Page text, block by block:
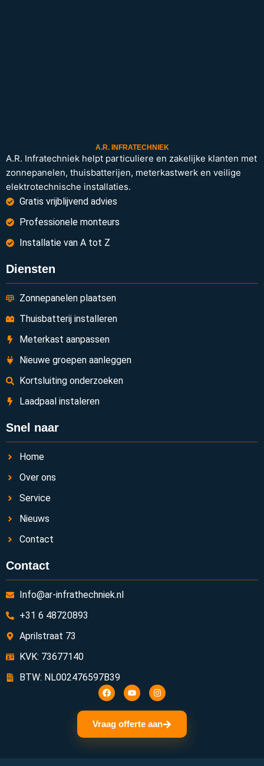
A.R. INFRATECHNIEK
A.R. Infratechniek helpt particuliere en zakelijke klanten met
zonnepanelen, thuisbatterijen, meterkastwerk en veilige
elektrotechnische installaties.
Gratis vrijblijvend advies
Professionele monteurs
Installatie van A tot Z
Diensten
Zonnepanelen plaatsen
Thuisbatterij installeren
Meterkast aanpassen
Nieuwe groepen aanleggen
Kortsluiting onderzoeken
Laadpaal instaleren
Snel naar
Home
Over ons
Service
Nieuws
Contact
Contact
Info@ar-infrathechniek.nl
+31 6 48720893
Aprilstraat 73
KVK: 73677140
BTW: NL002476597B39
Vraag offerte aan